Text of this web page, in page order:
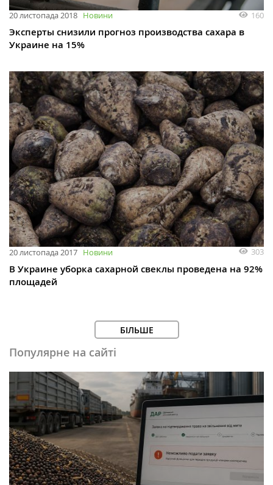
20 листопада 2018 Новини 160
Эксперты снизили прогноз производства сахара в
Украине на 15%
20 листопада 2017 Новини 303
В Украине уборка сахарной свеклы проведена на 92%
площадей
БІЛЬШЕ
Популярне на сайті